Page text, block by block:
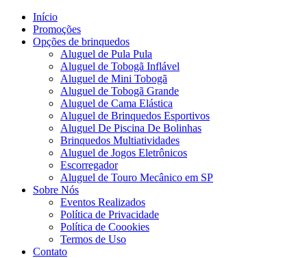
Menu
Início
Promoções
Opções de brinquedos
Aluguel de Pula Pula
Aluguel de Tobogã Inflável
Aluguel de Mini Tobogã
Aluguel de Tobogã Grande
Aluguel de Cama Elástica
Aluguel de Brinquedos Esportivos
Aluguel De Piscina De Bolinhas
Brinquedos Multiatividades
Aluguel de Jogos Eletrônicos
Escorregador
Aluguel de Touro Mecânico em SP
Sobre Nós
Eventos Realizados
Política de Privacidade
Política de Coookies
Termos de Uso
Contato